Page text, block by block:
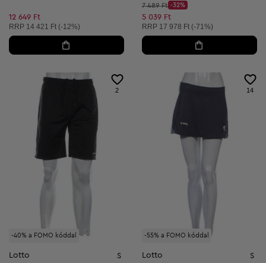
12 649 Ft
Ajánlott ár:
RRP 14 421 Ft (-12%)
Kezdő ár:
7 489 Ft
Discount Price:
-32%
Csökkentett ár:
5 039 Ft
Ajánlott ár:
RRP 17 978 Ft (-71%)
-40% a FOMO kóddal
2
Lotto S
-55% a FOMO kóddal
14
Lotto S